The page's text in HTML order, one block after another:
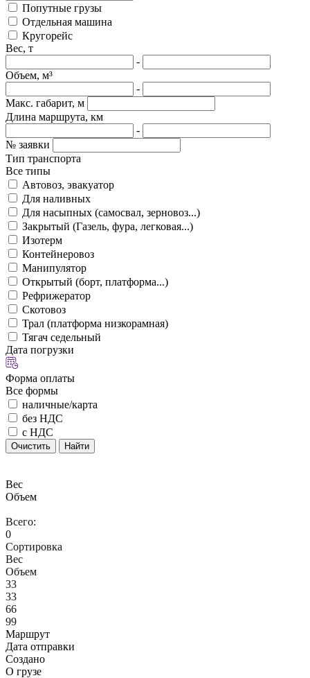
Попутные грузы
Отдельная машина
Кругорейс
Вес, т
-
Объем, м³
-
Макс. габарит, м
Длина маршрута, км
-
№ заявки
Тип транспорта
Все типы
Автовоз, эвакуатор
Для наливных
Для насыпных (самосвал, зерновоз...)
Закрытый (Газель, фура, легковая...)
Изотерм
Контейнеровоз
Манипулятор
Открытый (борт, платформа...)
Рефрижератор
Скотовоз
Трал (платформа низкорамная)
Тягач седельный
Дата погрузки
Форма оплаты
Все формы
наличные/карта
без НДС
с НДС
Очистить Найти
Вес
Объем
Всего:
0
Сортировка
Вес
Объем
33
33
66
99
Маршрут
Дата отправки
Создано
О грузе